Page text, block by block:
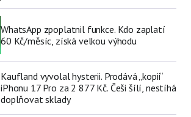
WhatsApp zpoplatnil funkce. Kdo zaplatí
60 Kč/měsíc, získá velkou výhodu
Kaufland vyvolal hysterii. Prodává „kopii“
iPhonu 17 Pro za 2 877 Kč. Češi šílí, nestíhá
doplňovat sklady